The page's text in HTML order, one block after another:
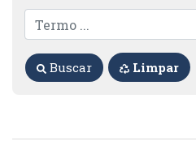
Buscar Limpar